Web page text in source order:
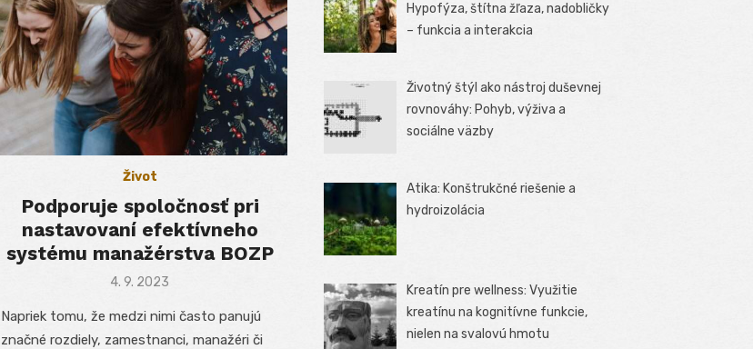
Život
Podporuje spoločnosť pri
nastavovaní efektívneho
systému manažérstva BOZP
Posted
4. 9. 2023
Napriek tomu, že medzi nimi často panujú
značné rozdiely, zamestnanci, manažéri či
Hypofýza, štítna žľaza, nadobličky
– funkcia a interakcia
Životný štýl ako nástroj duševnej
rovnováhy: Pohyb, výživa a
sociálne väzby
Atika: Konštrukčné riešenie a
hydroizolácia
Kreatín pre wellness: Využitie
kreatínu na kognitívne funkcie,
nielen na svalovú hmotu